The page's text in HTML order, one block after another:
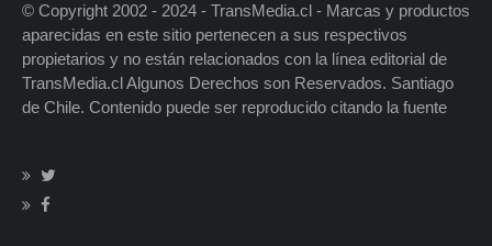
© Copyright 2002 - 2024 - TransMedia.cl - Marcas y productos
aparecidas en este sitio pertenecen a sus respectivos
propietarios y no están relacionados con la línea editorial de
TransMedia.cl Algunos Derechos son Reservados. Santiago
de Chile. Contenido puede ser reproducido citando la fuente